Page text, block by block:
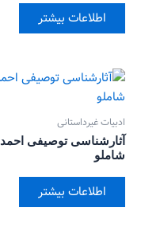
اطلاعات بیشتر
ادبیات غیرداستانی
آثارشناسی توصیفی احمد
شاملو
اطلاعات بیشتر